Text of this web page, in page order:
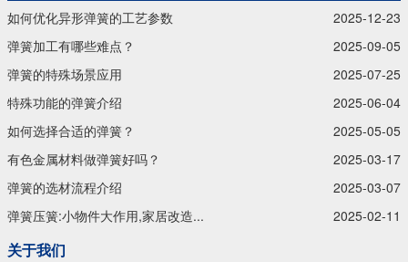
如何优化异形弹簧的工艺参数
2025-12-23
弹簧加工有哪些难点？
2025-09-05
弹簧的特殊场景应用
2025-07-25
特殊功能的弹簧介绍
2025-06-04
如何选择合适的弹簧？
2025-05-05
有色金属材料做弹簧好吗？
2025-03-17
弹簧的选材流程介绍
2025-03-07
弹簧压簧:小物件大作用,家居改造...
2025-02-11
关于我们